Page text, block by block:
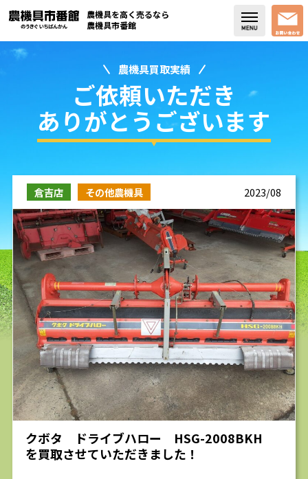
買取実績
コラム・スタッフブログ
取り扱い商品
販売中の農機具
よく頂く質問
お問い合わせ
求人
農機具を高く売るなら
農機具市番館
農機具買取実績
ご依頼いただき
ありがとうございます
倉吉店 その他農機具 2023/08
クボタ ドライブハロー HSG-2008BKH
を買取させていただきました！